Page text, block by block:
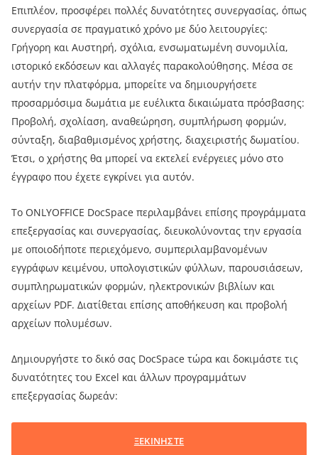
Επιπλέον, προσφέρει πολλές δυνατότητες συνεργασίας, όπως
συνεργασία σε πραγματικό χρόνο με δύο λειτουργίες:
Γρήγορη και Αυστηρή, σχόλια, ενσωματωμένη συνομιλία,
ιστορικό εκδόσεων και αλλαγές παρακολούθησης. Μέσα σε
αυτήν την πλατφόρμα, μπορείτε να δημιουργήσετε
προσαρμόσιμα δωμάτια με ευέλικτα δικαιώματα πρόσβασης:
Προβολή, σχολίαση, αναθεώρηση, συμπλήρωση φορμών,
σύνταξη, διαβαθμισμένος χρήστης, διαχειριστής δωματίου.
Έτσι, ο χρήστης θα μπορεί να εκτελεί ενέργειες μόνο στο
έγγραφο που έχετε εγκρίνει για αυτόν.
Το ONLYOFFICE DocSpace περιλαμβάνει επίσης προγράμματα
επεξεργασίας και συνεργασίας, διευκολύνοντας την εργασία
με οποιοδήποτε περιεχόμενο, συμπεριλαμβανομένων
εγγράφων κειμένου, υπολογιστικών φύλλων, παρουσιάσεων,
συμπληρωματικών φορμών, ηλεκτρονικών βιβλίων και
αρχείων PDF. Διατίθεται επίσης αποθήκευση και προβολή
αρχείων πολυμέσων.
Δημιουργήστε το δικό σας DocSpace τώρα και δοκιμάστε τις
δυνατότητες του Excel και άλλων προγραμμάτων
επεξεργασίας δωρεάν:
ΞΕΚΙΝΗΣΤΕ